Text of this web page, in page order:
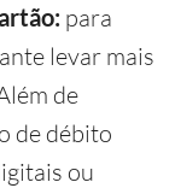
para
levar mais
de
de débito
ou